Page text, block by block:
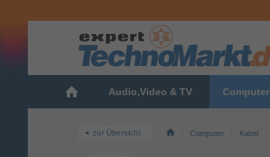
Audio,Video & TV Computer
zur Übersicht Computer Kabel